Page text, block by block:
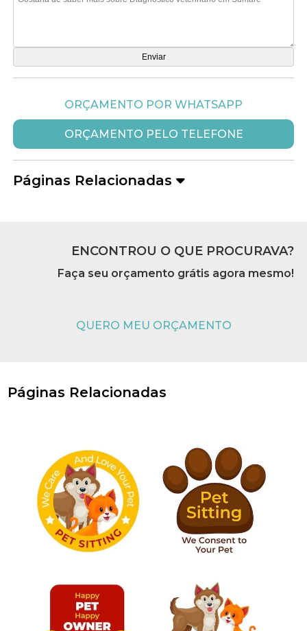
ORÇAMENTO POR WHATSAPP
ORÇAMENTO PELO TELEFONE
Páginas Relacionadas
ENCONTROU O QUE PROCURAVA?
Faça seu orçamento grátis agora mesmo!
QUERO MEU ORÇAMENTO
Páginas Relacionadas